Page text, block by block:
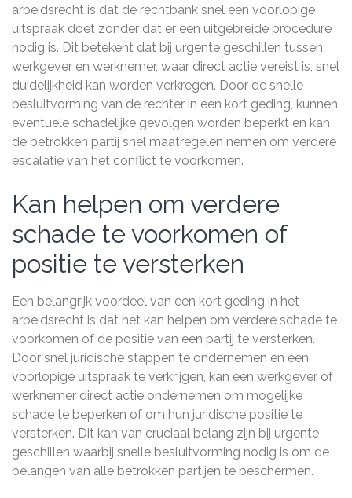
arbeidsrecht is dat de rechtbank snel een voorlopige
uitspraak doet zonder dat er een uitgebreide procedure
nodig is. Dit betekent dat bij urgente geschillen tussen
werkgever en werknemer, waar direct actie vereist is, snel
duidelijkheid kan worden verkregen. Door de snelle
besluitvorming van de rechter in een kort geding, kunnen
eventuele schadelijke gevolgen worden beperkt en kan
de betrokken partij snel maatregelen nemen om verdere
escalatie van het conflict te voorkomen.
Kan helpen om verdere
schade te voorkomen of
positie te versterken
Een belangrijk voordeel van een kort geding in het
arbeidsrecht is dat het kan helpen om verdere schade te
voorkomen of de positie van een partij te versterken.
Door snel juridische stappen te ondernemen en een
voorlopige uitspraak te verkrijgen, kan een werkgever of
werknemer direct actie ondernemen om mogelijke
schade te beperken of om hun juridische positie te
versterken. Dit kan van cruciaal belang zijn bij urgente
geschillen waarbij snelle besluitvorming nodig is om de
belangen van alle betrokken partijen te beschermen.